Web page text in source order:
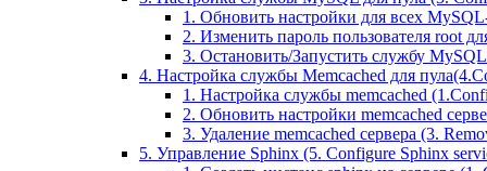
1. Обновить настройки для всех
2. Изменить пароль пользователя root
3. Остановить/Запустить службу
4. Настройка службы Memcached для
1. Настройка службы memcached
2. Обновить настройки memcached
3. Удаление memcached сервера (3.
5. Управление Sphinx (5. Configure Sphinx